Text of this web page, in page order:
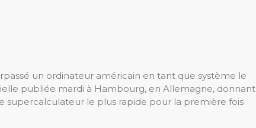
un ordinateur américain en tant que système le
publiée mardi à Hambourg, en Allemagne, donnant
supercalculateur le plus rapide pour la première fois